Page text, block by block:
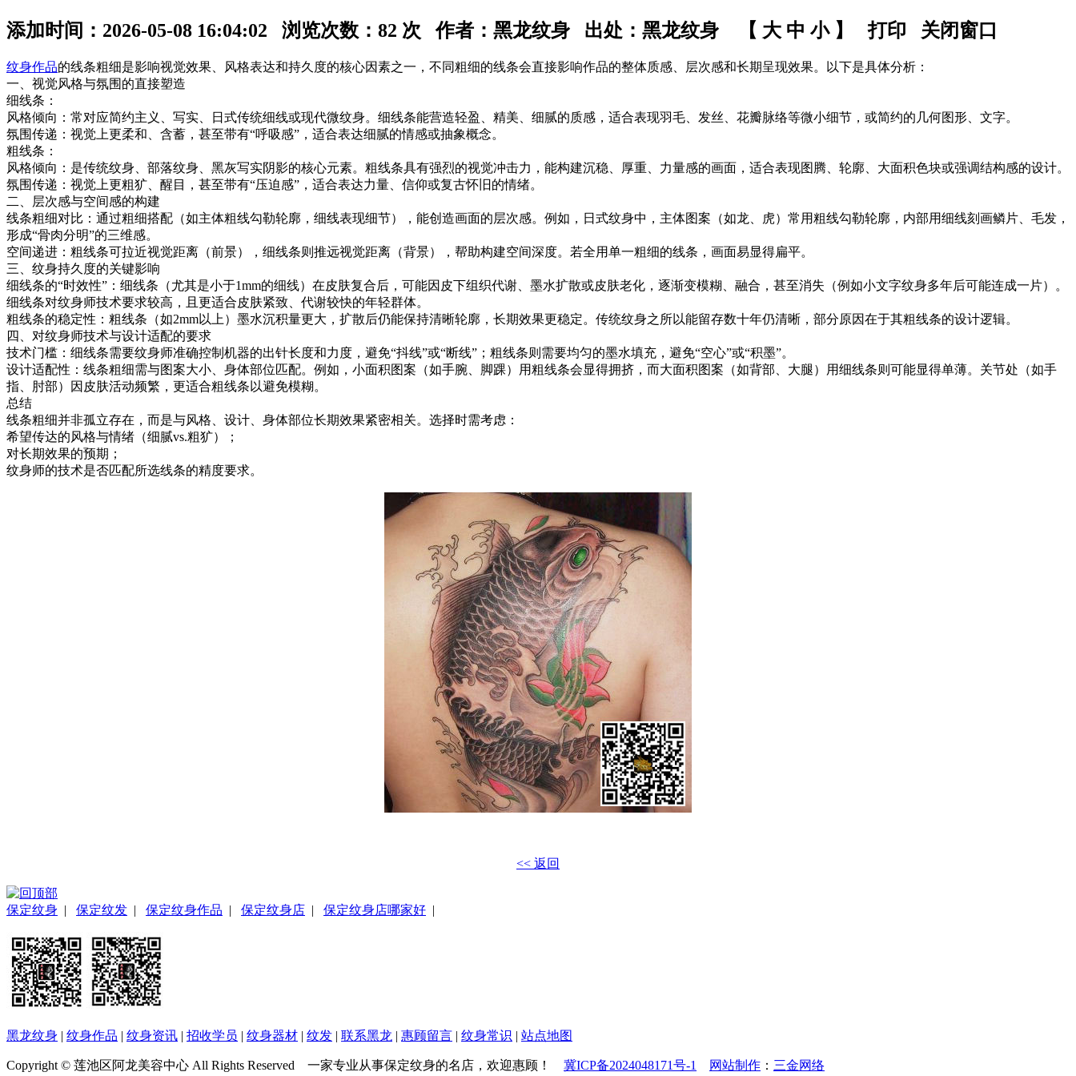
添加时间：2026-05-08 16:04:02 浏览次数： 82 次 作者：黑龙纹身 出处：黑龙纹身 【 大 中 小】打印 关闭窗口
纹身作品的线条粗细是影响视觉效果、风格表达和持久度的核心因素之一，不同粗细的线条会直接影响作品的整体质感、层次感和长期呈现效果。以下是具体分析：
一、视觉风格与氛围的直接塑造
细线条：
风格倾向：常对应简约主义、写实、日式传统细线或现代微纹身。细线条能营造轻盈、精美、细腻的质感，适合表现羽毛、发丝、花瓣脉络等微小细节，或简约的几何图形、文字。
氛围传递：视觉上更柔和、含蓄，甚至带有“呼吸感”，适合表达细腻的情感或抽象概念。
粗线条：
风格倾向：是传统纹身、部落纹身、黑灰写实阴影的核心元素。粗线条具有强烈的视觉冲击力，能构建沉稳、厚重、力量感的画面，适合表现图腾、轮廓、大面积色块或强调结构感的设计。
氛围传递：视觉上更粗犷、醒目，甚至带有“压迫感”，适合表达力量、信仰或复古怀旧的情绪。
二、层次感与空间感的构建
线条粗细对比：通过粗细搭配（如主体粗线勾勒轮廓，细线表现细节），能创造画面的层次感。例如，日式纹身中，主体图案（如龙、虎）常用粗线勾勒轮廓，内部用细线刻画鳞片、毛发，
形成“骨肉分明”的三维感。
空间递进：粗线条可拉近视觉距离（前景），细线条则推远视觉距离（背景），帮助构建空间深度。若全用单一粗细的线条，画面易显得扁平。
三、纹身持久度的关键影响
细线条的“时效性”：细线条（尤其是小于1mm的细线）在皮肤复合后，可能因皮下组织代谢、墨水扩散或皮肤老化，逐渐变模糊、融合，甚至消失（例如小文字纹身多年后可能连成一片）。
细线条对纹身师技术要求较高，且更适合皮肤紧致、代谢较快的年轻群体。
粗线条的稳定性：粗线条（如2mm以上）墨水沉积量更大，扩散后仍能保持清晰轮廓，长期效果更稳定。传统纹身之所以能留存数十年仍清晰，部分原因在于其粗线条的设计逻辑。
四、对纹身师技术与设计适配的要求
技术门槛：细线条需要纹身师准确控制机器的出针长度和力度，避免“抖线”或“断线”；粗线条则需要均匀的墨水填充，避免“空心”或“积墨”。
设计适配性：线条粗细需与图案大小、身体部位匹配。例如，小面积图案（如手腕、脚踝）用粗线条会显得拥挤，而大面积图案（如背部、大腿）用细线条则可能显得单薄。关节处（如手
指、肘部）因皮肤活动频繁，更适合粗线条以避免模糊。
总结
线条粗细并非孤立存在，而是与风格、设计、身体部位长期效果紧密相关。选择时需考虑：
希望传达的风格与情绪（细腻vs.粗犷）；
对长期效果的预期；
纹身师的技术是否匹配所选线条的精度要求。
<< 返回
保定纹身 | 保定纹发 | 保定纹身作品 | 保定纹身店 | 保定纹身店哪家好 |
黑龙纹身 | 纹身作品 | 纹身资讯 | 招收学员 | 纹身器材 | 纹发 | 联系黑龙 | 惠顾留言 | 纹身常识 | 站点地图
Copyright © 莲池区阿龙美容中心 All Rights Reserved 一家专业从事保定纹身的名店，欢迎惠顾！ 冀ICP备2024048171号-1 网站制作 ： 三金网络